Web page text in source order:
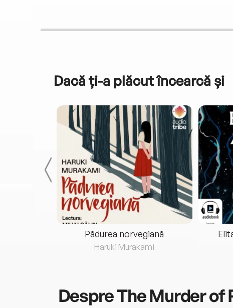
Dacă ți-a plăcut încearcă și
Pădurea norvegiană
Haruki Murakami
DespreThe Murder of